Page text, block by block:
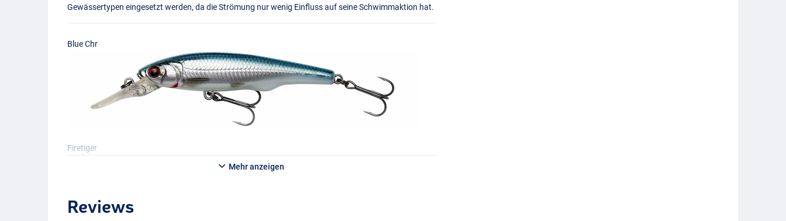
Gewässertypen eingesetzt werden, da die Strömung nur wenig Einfluss auf seine Schwimmaktion hat.
Blue Chr
Firetiger
Mehr anzeigen
Reviews